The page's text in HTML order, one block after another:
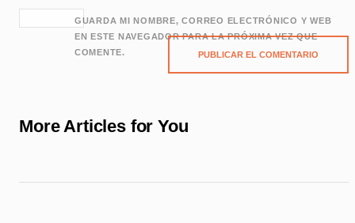
GUARDA MI NOMBRE, CORREO ELECTRÓNICO Y WEB
EN ESTE NAVEGADOR PARA LA PRÓXIMA VEZ QUE
COMENTE.
More Articles for You